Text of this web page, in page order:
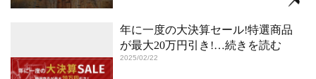
年に一度の大決算セール!特選商品
が最大20万円引き!…続きを読む
2025/02/22